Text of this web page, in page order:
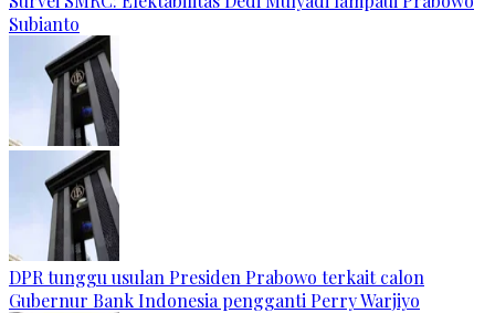
Subianto
DPR tunggu usulan Presiden Prabowo terkait calon
Gubernur Bank Indonesia pengganti Perry Warjiyo